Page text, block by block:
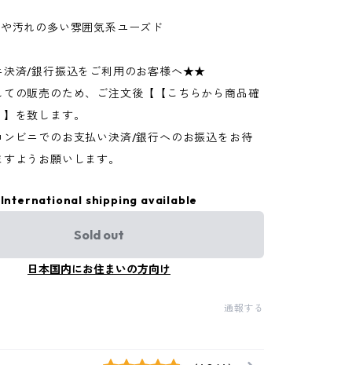
汚れの多い雰囲気系ユーズド
済/銀行振込をご利用のお客様へ★★
の販売のため、ご注文後【【こちらから商品確
を致します。
ンビニでのお支払い決済/銀行へのお振込をお待
ようお願いします。
International shipping available
Sold out
日本国内にお住まいの方向け
通報する